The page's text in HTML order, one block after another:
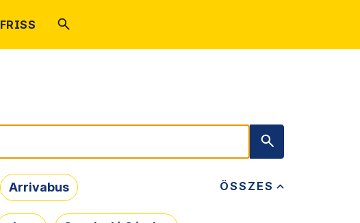
FRISS
ÖSSZES
Arrivabus